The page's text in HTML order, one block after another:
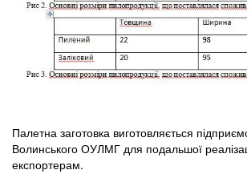
Палетна заготовка виготовляється
Волинського ОУЛМГ для подальшої
експортерам.